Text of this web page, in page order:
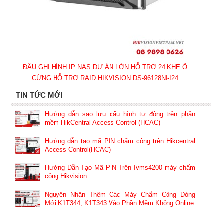
ĐẦU GHI HÌNH IP NAS DỰ ÁN LỚN HỖ TRỢ 24 KHE Ổ
CỨNG HỖ TRỢ RAID HIKVISION DS-96128NI-I24
TIN TỨC MỚI
Hướng dẫn sao lưu cấu hình tự động trên phần
mềm HikCentral Access Control (HCAC)
Hướng dẫn tạo mã PIN chấm công trên Hikcentral
Access Control(HCAC)
Hướng Dẫn Tạo Mã PIN Trên Ivms4200 máy chấm
công Hikvision
Nguyên Nhân Thêm Các Máy Chấm Công Dòng
Mới K1T344, K1T343 Vào Phần Mềm Không Online